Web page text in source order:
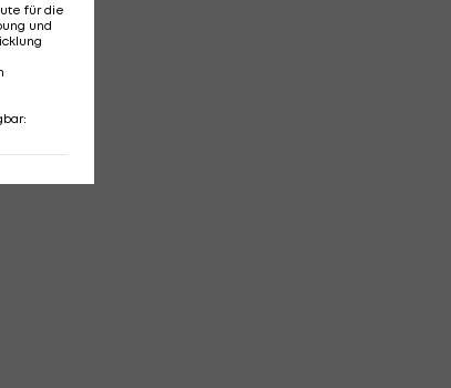
für die
und
: